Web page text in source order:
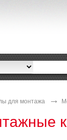
для монтажа